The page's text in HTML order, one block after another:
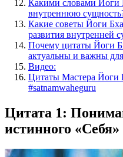
Какими словами Йоги
внутреннюю
Какие советы Йоги
развития внутренней
Почему цитаты Йоги
актуальны и важны
Видео:
Цитаты Мастера Йоги
#satnamwaheguru
Цитата 1:
истинного «Себя»